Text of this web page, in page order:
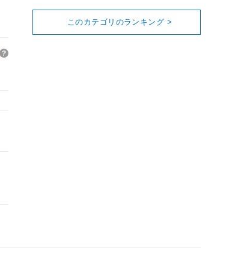
このカテゴリのランキング >